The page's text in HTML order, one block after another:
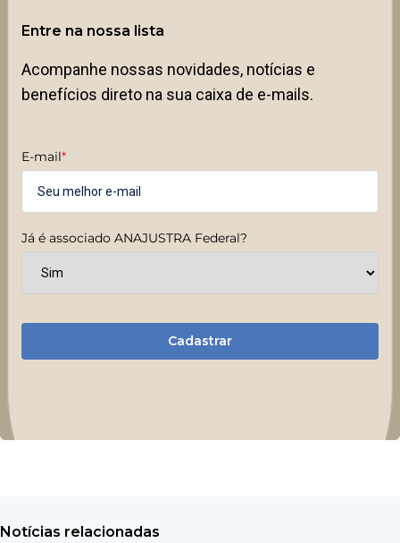
Entre na nossa lista
Acompanhe nossas novidades, notícias e
benefícios direto na sua caixa de e-mails.
E-mail*
Já é associado ANAJUSTRA Federal?
Cadastrar
Notícias relacionadas